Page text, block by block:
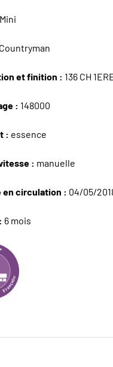
Mini
Countryman
et finition : 136 CH
: 148000
: essence
: manuelle
en circulation : 04/05/
6 mois